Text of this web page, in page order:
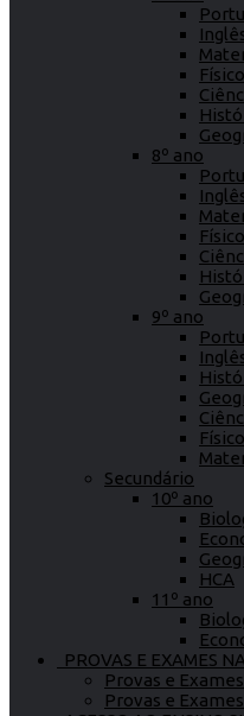
8º ano
9º ano
Secundário
10º ano
HCA
11º ano
PROVAS E EXAMES
Provas e
Provas e